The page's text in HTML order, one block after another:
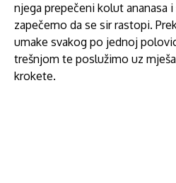
njega prepečeni kolut ananasa
zapečemo da se sir rastopi.
umake svakog po jednoj
trešnjom te poslužimo uz
krokete.